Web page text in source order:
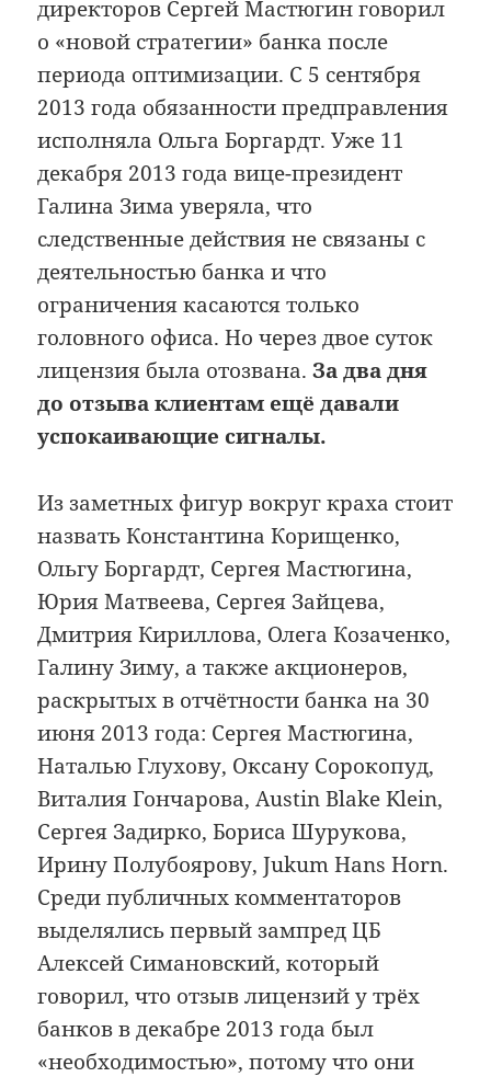
директоров Сергей Мастюгин говорил
о «новой стратегии» банка после
периода оптимизации. С 5 сентября
2013 года обязанности предправления
исполняла Ольга Боргардт. Уже 11
декабря 2013 года вице-президент
Галина Зима уверяла, что
следственные действия не связаны с
деятельностью банка и что
ограничения касаются только
головного офиса. Но через двое суток
лицензия была отозвана.За два дня
до отзыва клиентам ещё давали
успокаивающие сигналы.
Из заметных фигур вокруг краха стоит
назвать Константина Корищенко,
Ольгу Боргардт, Сергея Мастюгина,
Юрия Матвеева, Сергея Зайцева,
Дмитрия Кириллова, Олега Козаченко,
Галину Зиму, а также акционеров,
раскрытых в отчётности банка на 30
июня 2013 года: Сергея Мастюгина,
Наталью Глухову, Оксану Сорокопуд,
Виталия Гончарова, Austin Blake Klein,
Сергея Задирко, Бориса Шурукова,
Ирину Полубоярову, Jukum Hans Horn.
Среди публичных комментаторов
выделялись первый зампред ЦБ
Алексей Симановский, который
говорил, что отзыв лицензий у трёх
банков в декабре 2013 года был
«необходимостью», потому что они